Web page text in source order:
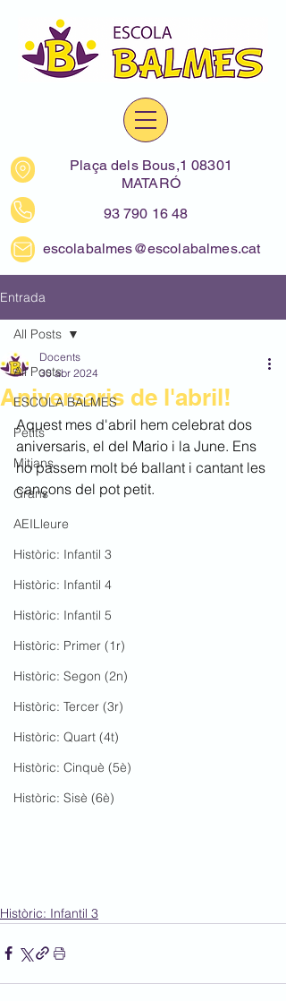
Plaça dels Bous,1 08301
MATARÓ
93 790 16 48
escolabalmes@escolabalmes.cat
Entrada
All Posts
ESCOLA BALMES
Petits
Mitjans
Grans
AEILleure
Històric: Infantil 3
Històric: Infantil 4
Històric: Infantil 5
Històric: Primer (1r)
Històric: Segon (2n)
Històric: Tercer (3r)
Històric: Quart (4t)
Històric: Cinquè (5è)
Històric: Sisè (6è)
All Posts
Aniversaris de l'abril!
Docents
30 abr 2024
Aquest mes d'abril hem celebrat dos
aniversaris, el del Mario i la June. Ens
ho passem molt bé ballant i cantant les
cançons del pot petit.
Històric: Infantil 3